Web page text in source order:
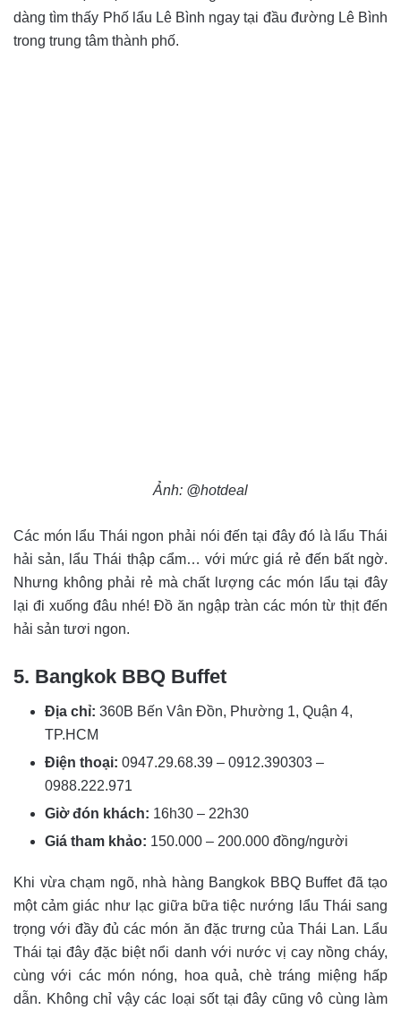
dàng tìm thấy Phố lẩu Lê Bình ngay tại đầu đường Lê Bình
trong trung tâm thành phố.
Ảnh: @hotdeal
Các món lẩu Thái ngon phải nói đến tại đây đó là lẩu Thái
hải sản, lẩu Thái thập cẩm… với mức giá rẻ đến bất ngờ.
Nhưng không phải rẻ mà chất lượng các món lẩu tại đây
lại đi xuống đâu nhé! Đồ ăn ngập tràn các món từ thịt đến
hải sản tươi ngon.
5. Bangkok BBQ Buffet
Địa chỉ: 360B Bến Vân Đồn, Phường 1, Quận 4,
TP.HCM
Điện thoại: 0947.29.68.39 – 0912.390303 –
0988.222.971
Giờ đón khách: 16h30 – 22h30
Giá tham khảo: 150.000 – 200.000 đồng/người
Khi vừa chạm ngõ, nhà hàng Bangkok BBQ Buffet đã tạo
một cảm giác như lạc giữa bữa tiệc nướng lẩu Thái sang
trọng với đầy đủ các món ăn đặc trưng của Thái Lan. Lẩu
Thái tại đây đặc biệt nổi danh với nước vị cay nồng cháy,
cùng với các món nóng, hoa quả, chè tráng miệng hấp
dẫn. Không chỉ vậy các loại sốt tại đây cũng vô cùng làm